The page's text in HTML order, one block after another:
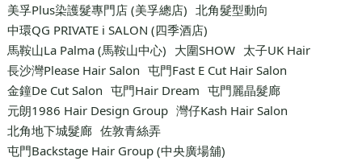
美孚Plus染護髮專門店 (美孚總店) 北角髮型動向
中環QG PRIVATE i SALON (四季酒店)
馬鞍山La Palma (馬鞍山中心) 大圍SHOW 太子UK Hair
長沙灣Please Hair Salon 屯門Fast E Cut Hair Salon
金鐘De Cut Salon 屯門Hair Dream 屯門麗晶髮廊
元朗1986 Hair Design Group 灣仔Kash Hair Salon
北角地下城髮廊 佐敦青絲弄
屯門Backstage Hair Group (中央廣場舖)